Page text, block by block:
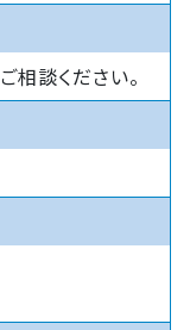
相談ください。